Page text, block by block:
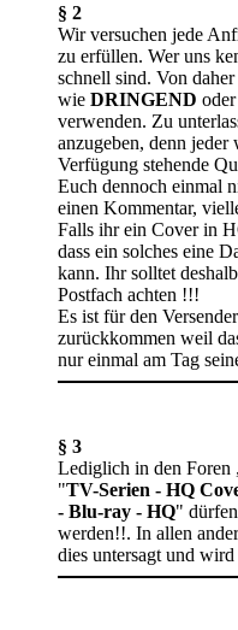
§ 2
Wir versuchen jede
zu erfüllen. Wer uns
schnell sind. Von
wie DRINGEND
verwenden. Zu
anzugeben, denn
Verfügung stehende
Euch dennoch einmal
einen Kommentar,
Falls ihr ein Cover in
dass ein solches eine
kann. Ihr solltet
Postfach achten !!!
Es ist für den
zurückkommen weil
nur einmal am Tag
§ 3
Lediglich in den Foren
"TV-Serien - HQ
- Blu-ray - HQ"
werden!!. In allen
dies untersagt und